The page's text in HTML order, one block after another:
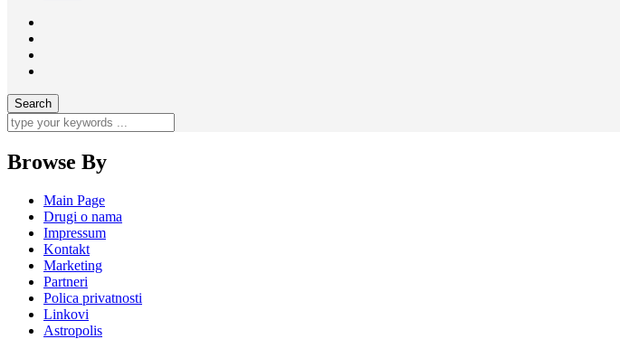
Browse By
Main Page
Drugi o nama
Impressum
Kontakt
Marketing
Partneri
Polica privatnosti
Linkovi
Astropolis